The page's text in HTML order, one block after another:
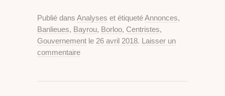
Publié dans Analyses et étiquetéAnnonces,
Banlieues, Bayrou, Borloo, Centristes,
Gouvernement le 26 avril 2018. Laisser un
commentaire